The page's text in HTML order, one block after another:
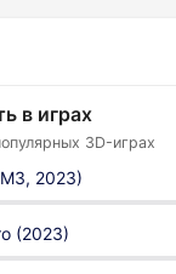
в играх
3D-играх
2023)
(2023)